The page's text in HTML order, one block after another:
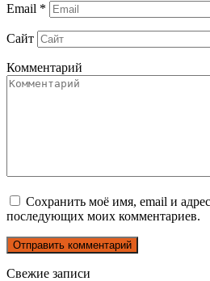
Email *
Сайт
Комментарий
Сохранить моё имя, email и
последующих моих комментариев.
Свежие записи